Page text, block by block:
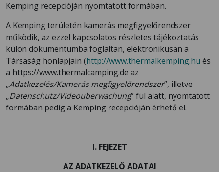
Kemping recepcióján nyomtatott formában.
A Kemping területén kamerás megfigyelőrendszer
működik, az ezzel kapcsolatos részletes tájékoztatás
külön dokumentumba foglaltan, elektronikusan a
Társaság honlapjain (http://www.thermalkemping.hu és
a https://www.thermalcamping.de az
„Adatkezelés/Kamerás megfigyelőrendszer”, illetve
„Datenschutz/Videouberwachung” fül alatt, nyomtatott
formában pedig a Kemping recepcióján érhető el.
I. FEJEZET
AZ ADATKEZELŐ ADATAI